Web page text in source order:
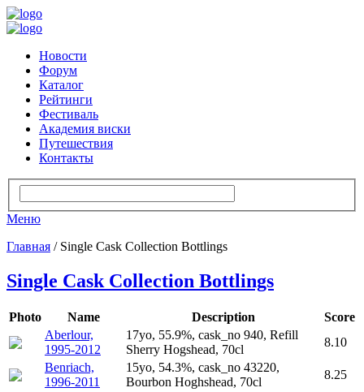
Новости
Форум
Каталог
Рейтинги
Фестиваль
Академия виски
Путешествия
Контакты
Меню
Главная / Single Cask Collection Bottlings
Single Cask Collection Bottlings
Photo Name Description
Score
Aberlour,
1995-2012
17yo, 55.9%, cask_no 940, Refill
Sherry Hogshead, 70cl
8.10
Benriach,
1996-2011
15yo, 54.3%, cask_no 43220,
Bourbon Hoghshead, 70cl
8.25